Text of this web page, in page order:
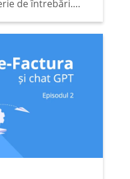
de întrebări.
extrem de
se numără cele